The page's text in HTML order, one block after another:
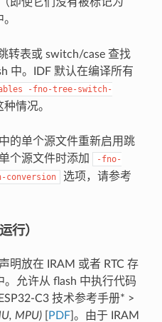
转表或 switch/case 查找
中。IDF 默认在编译所有
-fno-tree-switch-
情况。
的单个源文件重新启用跳
个源文件时添加
-fno-
conversion
选项，请参考
行）
明放在 IRAM 或者 RTC 存
允许从 flash 中执行代码
C3 技术参考手册* >
MPU)[ PDF]。由于 IRAM